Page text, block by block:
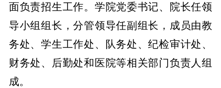
面负责招生工作。学院党委书记、院长任领
导小组组长，分管领导任副组长，成员由教
务处、学生工作处、队务处、纪检审计处、
财务处、后勤处和医院等相关部门负责人组
成。